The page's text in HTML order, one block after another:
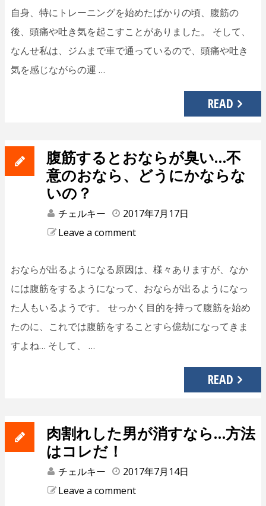
自身、特にトレーニングを始めたばかりの頃、腹筋の
後、頭痛や吐き気を起こすことがありました。 そして、
なんせ私は、ジムまで車で通っているので、頭痛や吐き
気を感じながらの運 …
READ
腹筋するとおならが臭い…不
意のおなら、どうにかならな
いの？
チェルキー
2017年7月17日
Leave a comment
おならが出るようになる原因は、様々ありますが、なか
には腹筋をするようになって、おならが出るようになっ
た人もいるようです。 せっかく目的を持って腹筋を始め
たのに、これでは腹筋をすることすら億劫になってきま
すよね… そして、 …
READ
肉割れした男が消すなら…方法
はコレだ！
チェルキー
2017年7月14日
Leave a comment